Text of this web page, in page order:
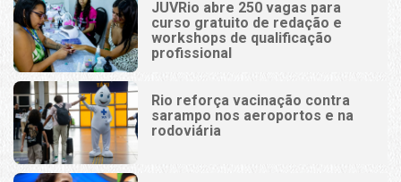
JUVRio abre 250 vagas para
curso gratuito de redação e
workshops de qualificação
profissional
Rio reforça vacinação contra
sarampo nos aeroportos e na
rodoviária